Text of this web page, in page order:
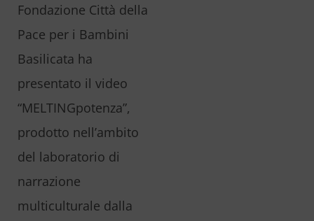
Fondazione Città della
Pace per i Bambini
Basilicata ha
presentato il video
“MELTINGpotenza”,
prodotto nell’ambito
del laboratorio di
narrazione
multiculturale dalla